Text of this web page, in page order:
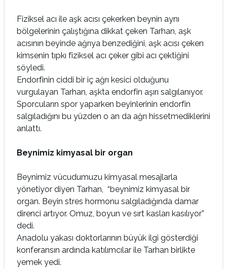
Fiziksel acı ile aşk acısı çekerken beynin aynı
bölgelerinin çalıştığına dikkat çeken Tarhan, aşk
acısının beyinde ağrıya benzediğini, aşk acısı çeken
kimsenin tıpkı fiziksel acı çeker gibi acı çektiğini
söyledi.
Endorfinin ciddi bir iç ağrı kesici olduğunu
vurgulayan Tarhan, aşkta endorfin aşırı salgılanıyor.
Sporcuların spor yaparken beyinlerinin endorfin
salgıladığını bu yüzden o an da ağrı hissetmediklerini
anlattı.
Beynimiz kimyasal bir organ
Beynimiz vücudumuzu kimyasal mesajlarla
yönetiyor diyen Tarhan, “beynimiz kimyasal bir
organ. Beyin stres hormonu salgıladığında damar
direnci artıyor. Omuz, boyun ve sırt kasları kasılıyor”
dedi.
Anadolu yakası doktorlarının büyük ilgi gösterdiği
konferansın ardında katılımcılar ile Tarhan birlikte
yemek yedi.